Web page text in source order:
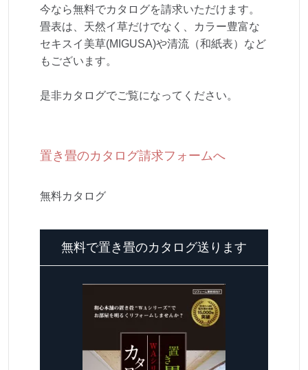
今なら無料でカタログを請求いただけます。
畳表は、天然イ草だけでなく、カラー豊富な
セキスイ美草(MIGUSA)や清流（和紙表）など
もございます。
是非カタログでご覧になってください。
置き畳のカタログ請求フォームへ
無料カタログ
無料で置き畳のカタログ送ります